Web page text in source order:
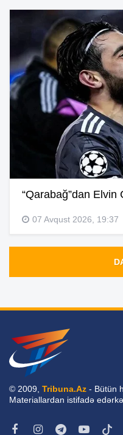
“Qarabağ”dan Elvin
07 Avqust 2026, 19:37
© 2009, Tribuna.Az - Bütün
Materiallardan istifadə